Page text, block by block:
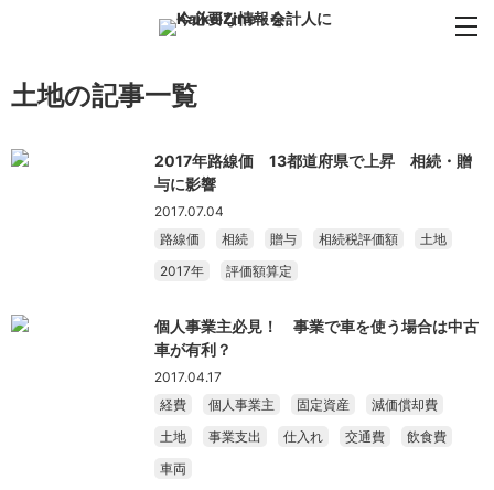
土地の記事一覧
2017年路線価 13都道府県で上昇 相続・贈
与に影響
2017.07.04
路線価
相続 贈与 相続税評価額
土地
2017年
評価額算定
個人事業主必見！ 事業で車を使う場合は中古
車が有利？
2017.04.17
経費
個人事業主 固定資産
減価償却費
土地
事業支出 仕入れ 交通費
飲食費
車両